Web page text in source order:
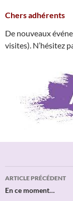
Chers adhérents
De nouveaux
visites). N’hésitez
Navigation
des
ARTICLE PRÉCÉDENT
En ce moment…